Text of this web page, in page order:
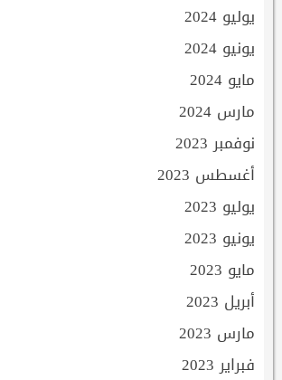
يوليو 2024
يونيو 2024
مايو 2024
مارس 2024
نوفمبر 2023
أغسطس 2023
يوليو 2023
يونيو 2023
مايو 2023
أبريل 2023
مارس 2023
فبراير 2023